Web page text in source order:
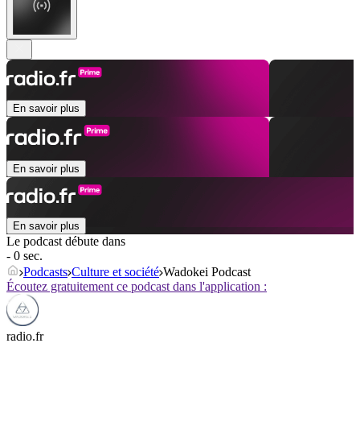
En savoir plus
En savoir plus
En savoir plus
Le podcast débute dans
- 0 sec.
Podcasts Culture et société Wadokei Podcast
Écoutez gratuitement ce podcast dans l'application :
radio.fr